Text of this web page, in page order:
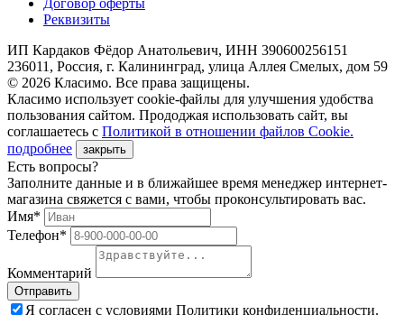
Договор оферты
Реквизиты
ИП Кардаков Фёдор Анатольевич, ИНН 390600256151
236011, Россия, г. Калининград, улица Аллея Смелых, дом 59
© 2026 Класимо. Все права защищены.
Класимо использует cookie-файлы для улучшения удобства
пользования сайтом. Прододжая использовать сайт, вы
соглашаетесь с Политикой в отношении файлов Сookie.
подробнее
закрыть
Есть вопросы?
Заполните данные и в ближайшее время менеджер интернет-
магазина свяжется с вами, чтобы проконсультировать вас.
Имя*
Телефон*
Комментарий
Я согласен с условиями Политики конфиденциальности.